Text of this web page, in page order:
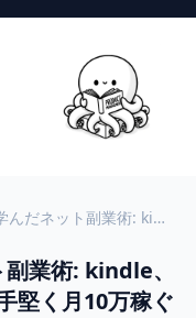
ぼくが失敗から学んだネット副業術: kindle、note、ブログ、SNSに効く!手堅く月10万稼ぐコツ
業術: kindle、
堅く月10万稼ぐ